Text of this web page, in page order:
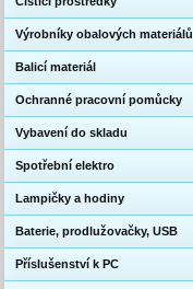
Výrobníky obalových materiálů
Balicí materiál
Ochranné pracovní pomůcky
Vybavení do skladu
Spotřební elektro
Lampičky a hodiny
Baterie, prodlužovačky, USB
Příslušenství k PC